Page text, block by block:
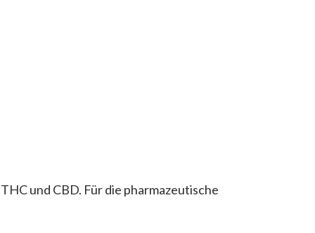
und CBD. Für die pharmazeutische